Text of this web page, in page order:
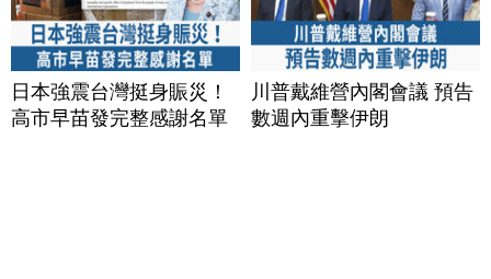
日本強震台灣挺身賑災！
高市早苗發完整感謝名單
川普戴維營內閣會議 預告
數週內重擊伊朗